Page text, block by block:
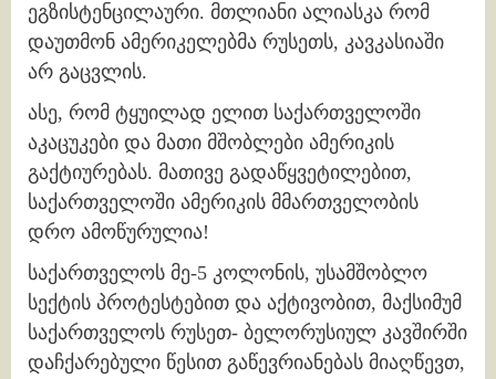
ეგზისტენცილაური. მთლიანი ალიასკა რომ
დაუთმონ ამერიკელებმა რუსეთს, კავკასიაში
არ გაცვლის.
ასე, რომ ტყუილად ელით საქართველოში
აკაცუკები და მათი მშობლები ამერიკის
გაქტიურებას. მათივე გადაწყვეტილებით,
საქართველოში ამერიკის მმართველობის
დრო ამოწურულია!
საქართველოს მე-5 კოლონის, უსამშობლო
სექტის პროტესტებით და აქტივობით, მაქსიმუმ
საქართველოს რუსეთ- ბელორუსიულ კავშირში
დაჩქარებული წესით გაწევრიანებას მიაღწევთ,